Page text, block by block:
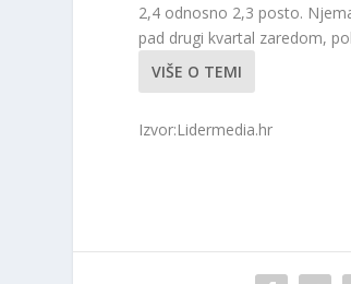
2,4 odnosno 2,3 posto.
pad drugi kvartal zaredom,
VIŠE O TEMI
Izvor:Lidermedia.hr